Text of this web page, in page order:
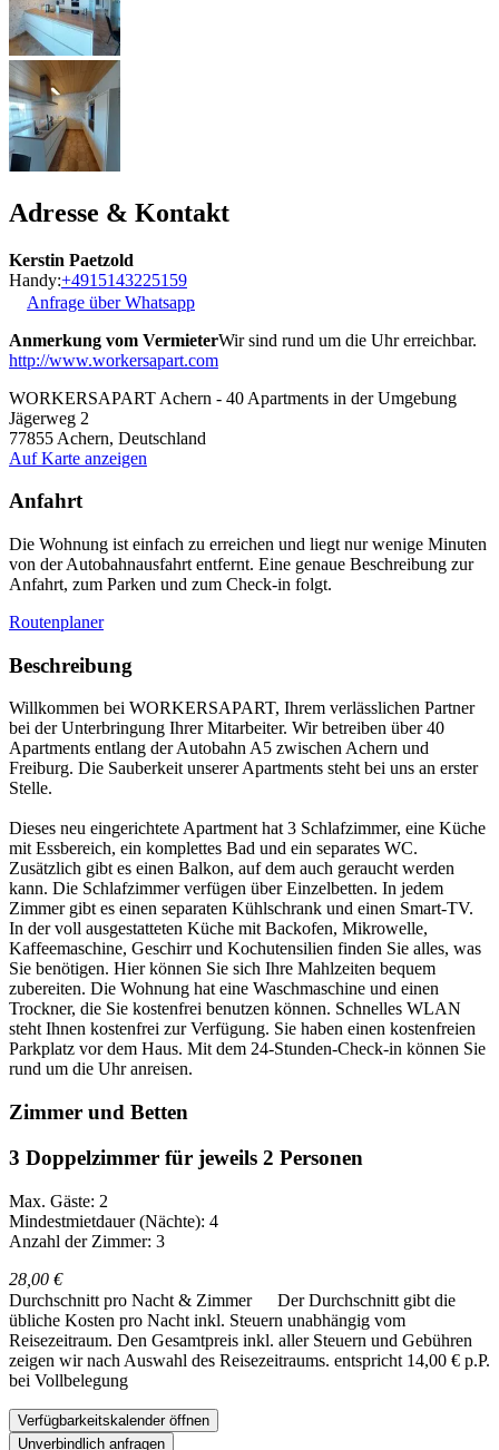
Adresse & Kontakt
Kerstin Paetzold
Handy:+4915143225159
Anfrage über Whatsapp
Anmerkung vom VermieterWir sind rund um die Uhr erreichbar.
http://www.workersapart.com
WORKERSAPART Achern - 40 Apartments in der Umgebung
Jägerweg 2
77855 Achern, Deutschland
Auf Karte anzeigen
Anfahrt
Die Wohnung ist einfach zu erreichen und liegt nur wenige Minuten
von der Autobahnausfahrt entfernt. Eine genaue Beschreibung zur
Anfahrt, zum Parken und zum Check-in folgt.
Routenplaner
Beschreibung
Willkommen bei WORKERSAPART, Ihrem verlässlichen Partner
bei der Unterbringung Ihrer Mitarbeiter. Wir betreiben über 40
Apartments entlang der Autobahn A5 zwischen Achern und
Freiburg. Die Sauberkeit unserer Apartments steht bei uns an erster
Stelle.
Dieses neu eingerichtete Apartment hat 3 Schlafzimmer, eine Küche
mit Essbereich, ein komplettes Bad und ein separates WC.
Zusätzlich gibt es einen Balkon, auf dem auch geraucht werden
kann. Die Schlafzimmer verfügen über Einzelbetten. In jedem
Zimmer gibt es einen separaten Kühlschrank und einen Smart-TV.
In der voll ausgestatteten Küche mit Backofen, Mikrowelle,
Kaffeemaschine, Geschirr und Kochutensilien finden Sie alles, was
Sie benötigen. Hier können Sie sich Ihre Mahlzeiten bequem
zubereiten. Die Wohnung hat eine Waschmaschine und einen
Trockner, die Sie kostenfrei benutzen können. Schnelles WLAN
steht Ihnen kostenfrei zur Verfügung. Sie haben einen kostenfreien
Parkplatz vor dem Haus. Mit dem 24-Stunden-Check-in können Sie
rund um die Uhr anreisen.
Zimmer und Betten
3 Doppelzimmer für jeweils 2 Personen
Max. Gäste: 2
Mindestmietdauer (Nächte): 4
Anzahl der Zimmer: 3
28,00 €
Durchschnitt pro Nacht & Zimmer
Der Durchschnitt gibt die
übliche Kosten pro Nacht inkl. Steuern unabhängig vom
Reisezeitraum. Den Gesamtpreis inkl. aller Steuern und Gebühren
zeigen wir nach Auswahl des Reisezeitraums. entspricht 14,00 € p.P.
bei Vollbelegung
Verfügbarkeitskalender öffnen
Unverbindlich anfragen